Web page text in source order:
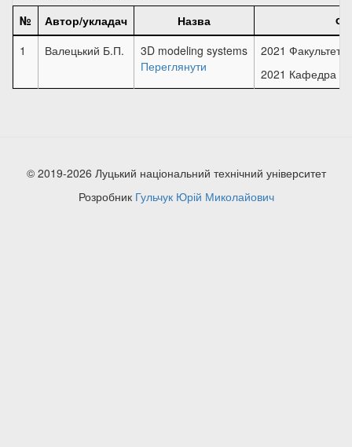
№
Автор/укладач Назва
1
Валецький Б.П.
3D modeling systems
Переглянути
2021 Факультет
2021 Кафедра
© 2019-2026 Луцький національний технічний університет
Розробник Гульчук Юрій Миколайович